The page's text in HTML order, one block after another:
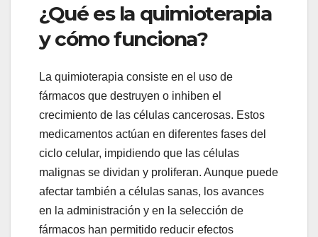
¿Qué es la quimioterapia
y cómo funciona?
La quimioterapia consiste en el uso de
fármacos que destruyen o inhiben el
crecimiento de las células cancerosas. Estos
medicamentos actúan en diferentes fases del
ciclo celular, impidiendo que las células
malignas se dividan y proliferan. Aunque puede
afectar también a células sanas, los avances
en la administración y en la selección de
fármacos han permitido reducir efectos